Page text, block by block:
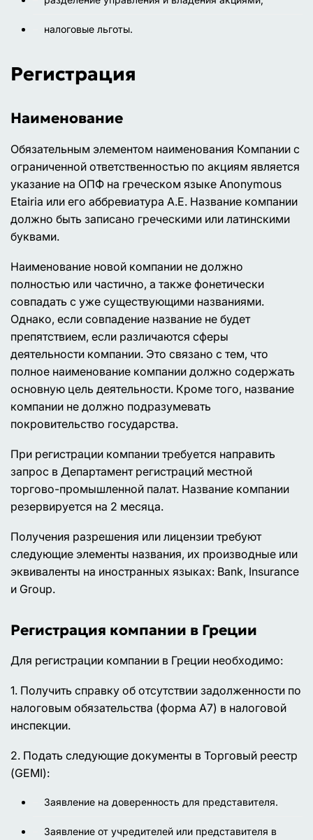
налоговые льготы.
Регистрация
Наименование
Обязательным элементом наименования Компании с
ограниченной ответственностью по акциям является
указание на ОПФ на греческом языке Anonymous
Etairia или его аббревиатура A.E. Название компании
должно быть записано греческими или латинскими
буквами.
Наименование новой компании не должно
полностью или частично, а также фонетически
совпадать с уже существующими названиями.
Однако, если совпадение название не будет
препятствием, если различаются сферы
деятельности компании. Это связано с тем, что
полное наименование компании должно содержать
основную цель деятельности. Кроме того, название
компании не должно подразумевать
покровительство государства.
При регистрации компании требуется направить
запрос в Департамент регистраций местной
торгово-промышленной палат. Название компании
резервируется на 2 месяца.
Получения разрешения или лицензии требуют
следующие элементы названия, их производные или
эквиваленты на иностранных языках: Bank, Insurance
и Group.
Регистрация компании в Греции
Для регистрации компании в Греции необходимо:
1. Получить справку об отсутствии задолженности по
налоговым обязательства (форма А7) в налоговой
инспекции.
2. Подать следующие документы в Торговый реестр
(GEMI):
Заявление на доверенность для представителя.
Заявление от учредителей или представителя в